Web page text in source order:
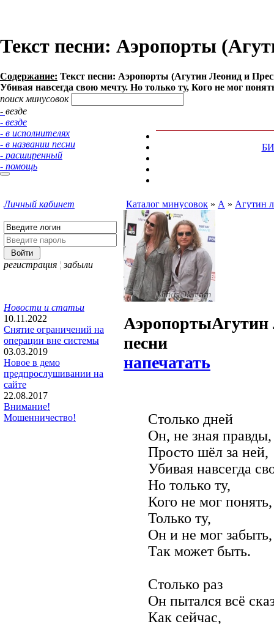
Текст песни: Аэропорты
Содержание: Текст песни: Аэропорты (Агутин Леонид и
Убивая навсегда свою мечту. Но только ту, Кого не мог
поиск минусовок
- везде
- везде
- в исполнителях
- в названии песни
- расширенный
- помощь
Личный кабинет
регистрация ¦ забыли
Новости и статьи
10.11.2022
Снятие ограничений на
операции вне системы
03.03.2019
Новое в демо
предпрослушивании на
сайте
22.08.2017
Внимание!
Мошенничество!
Каталог минусовок » А » Агутин
АэропортыАгутин
песни
напечатать
Столько дней
Он, не зная правды,
Просто шёл за ней,
Убивая навсегда
Но только ту,
Кого не мог понять,
Только ту,
Он и не мог забыть,
Так может быть.
Столько раз
Он пытался всё
Как сейчас,